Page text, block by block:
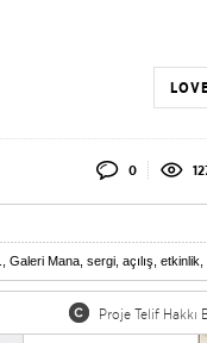
0
Galeri Mana sergi açılış etkinlik
Proje Telif Hakkı